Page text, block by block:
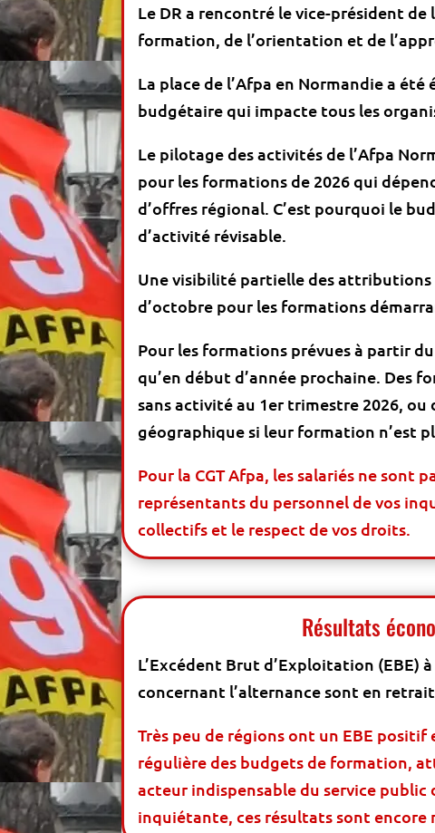
Le DR a rencontré le vice-président
formation, de l’orientation et de
La place de l’Afpa en Normandie a
budgétaire qui impacte tous les
Le pilotage des activités de l’Afpa
pour les formations de 2026 qui
d’offres régional. C’est pourquoi le
d’activité révisable.
Une visibilité partielle des attributions
d’octobre pour les formations
Pour les formations prévues à partir
qu’en début d’année prochaine. Des
sans activité au 1er trimestre 2026,
géographique si leur formation n’est
Pour la CGT Afpa, les salariés ne sont
représentants du personnel de vos
collectifs et le respect de vos droits.
Résultats
L’Excédent Brut d’Exploitation (EBE)
concernant l’alternance sont en
Très peu de régions ont un EBE
régulière des budgets de formation,
acteur indispensable du service
inquiétante, ces résultats sont encore